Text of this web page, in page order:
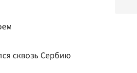
сквозь Сербию